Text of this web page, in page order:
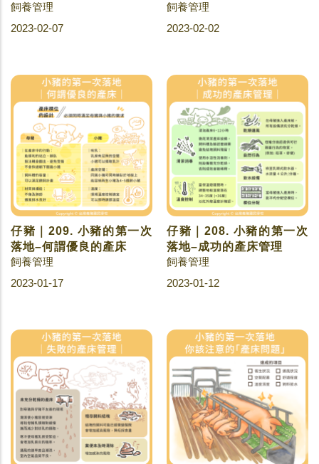
飼養管理
2023-02-07
飼養管理
2023-02-02
仔豬｜209. 小豬的第一次
落地–何謂優良的產床
飼養管理
2023-01-17
仔豬｜208. 小豬的第一次
落地–成功的產床管理
飼養管理
2023-01-12